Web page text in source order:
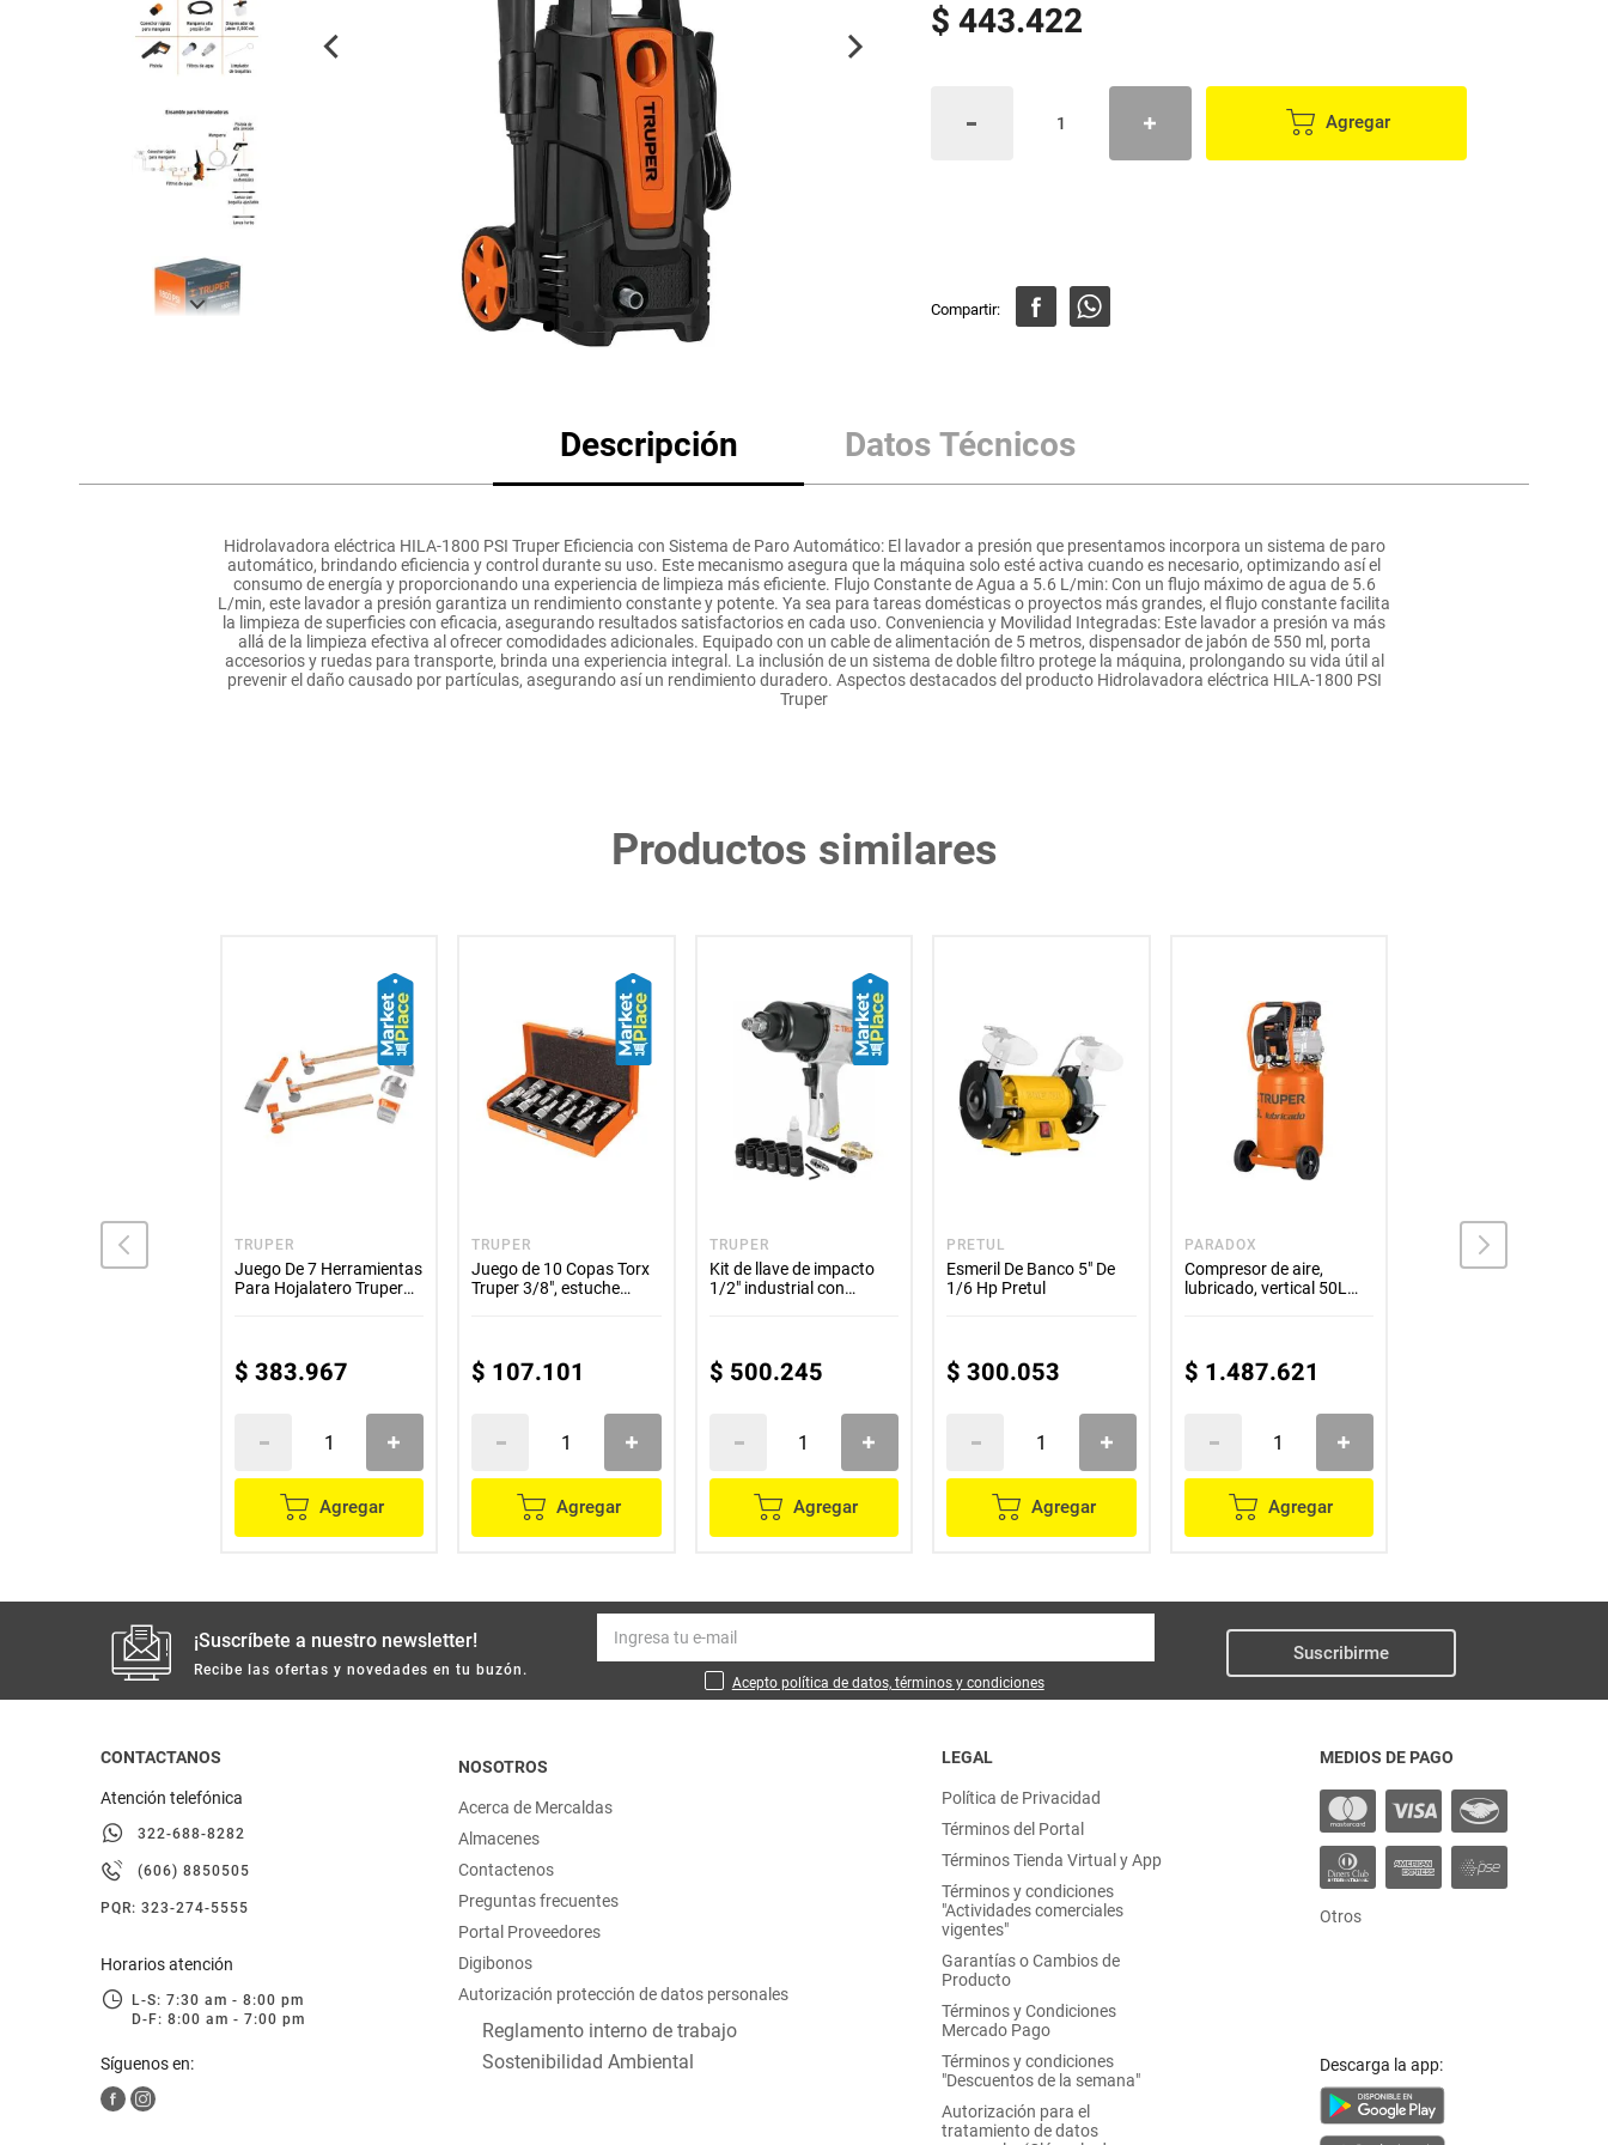
lácteos y refrigerados
vinos y licores
cuidado del bebé
mascotas
otros
$443.422
Agregar
Descripción Datos Técnicos
Hidrolavadora eléctrica HILA-1800 PSI Truper Eficiencia con Sistema de Paro Automático: El lavador a presión que presentamos incorpora un sistema de paro
automático, brindando eficiencia y control durante su uso. Este mecanismo asegura que la máquina solo esté activa cuando es necesario, optimizando así el
consumo de energía y proporcionando una experiencia de limpieza más eficiente. Flujo Constante de Agua a 5.6 L/min: Con un flujo máximo de agua de 5.6
L/min, este lavador a presión garantiza un rendimiento constante y potente. Ya sea para tareas domésticas o proyectos más grandes, el flujo constante facilita
la limpieza de superficies con eficacia, asegurando resultados satisfactorios en cada uso. Conveniencia y Movilidad Integradas: Este lavador a presión va más
allá de la limpieza efectiva al ofrecer comodidades adicionales. Equipado con un cable de alimentación de 5 metros, dispensador de jabón de 550 ml, porta
accesorios y ruedas para transporte, brinda una experiencia integral. La inclusión de un sistema de doble filtro protege la máquina, prolongando su vida útil al
prevenir el daño causado por partículas, asegurando así un rendimiento duradero. Aspectos destacados del producto Hidrolavadora eléctrica HILA-1800 PSI
Truper
Productos similares
Inalambrico 24V
TRUPER
Juego De 7 Herramientas
Para Hojalatero Truper
$ 383.967
Agregar
TRUPER
Juego de 10 Copas Torx
Truper 3/8", estuche
$ 107.101
Agregar
TRUPER
Kit de llave de impacto
1/2" industrial con
$ 500.245
Agregar
PRETUL
Esmeril De Banco 5" De
1/6 Hp Pretul
$ 300.053
Agregar
PARADOX
Compresor de aire,
lubricado, vertical 50L
$ 1.487.621
Agregar
Rotomartillo 1/2" 650W
¡Suscríbete a nuestro newsletter!
Recibe las ofertas y novedades en tu buzón.
Acepto política de datos, términos y condiciones
Suscribirme
CONTACTANOS
Atención telefónica
322-688-8282
(606) 8850505
PQR: 323-274-5555
Horarios atención
L-S: 7:30 am - 8:00 pm
D-F: 8:00 am - 7:00 pm
Síguenos en:
NOSOTROS
Acerca de Mercaldas
Almacenes
Contactenos
Preguntas frecuentes
Portal Proveedores
Digibonos
Autorización protección de datos personales
Reglamento interno de trabajo
Sostenibilidad Ambiental
LEGAL
Política de Privacidad
Términos del Portal
Términos Tienda Virtual y App
Términos y condiciones
"Actividades comerciales
vigentes"
Garantías o Cambios de
Producto
Términos y Condiciones
Mercado Pago
Términos y condiciones
"Descuentos de la semana"
Autorización para el
tratamiento de datos
MEDIOS DE PAGO
Otros
Descarga la app: